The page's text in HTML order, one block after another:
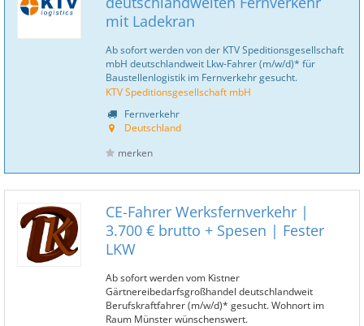
mit Ladekran
Ab sofort werden von der KTV Speditionsgesellschaft
mbH deutschlandweit Lkw-Fahrer (m/w/d)* für
Baustellenlogistik im Fernverkehr gesucht.
KTV Speditionsgesellschaft mbH
Fernverkehr
Deutschland
merken
CE-Fahrer Werksfernverkehr |
3.700 € brutto + Spesen | Fester
LKW
Ab sofort werden vom Kistner
Gärtnereibedarfsgroßhandel deutschlandweit
Berufskraftfahrer (m/w/d)* gesucht. Wohnort im
Raum Münster wünschenswert.